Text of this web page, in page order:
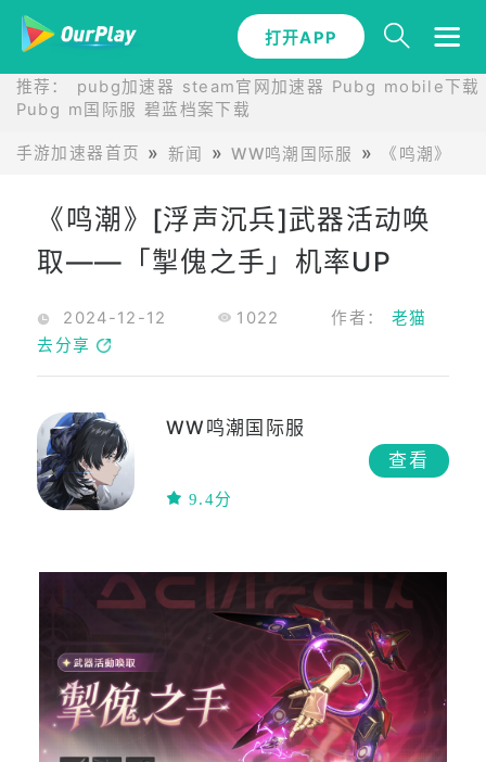
打开APP
推荐： pubg加速器 steam官网加速器 Pubg mobile下载
Pubg m国际服 碧蓝档案下载
手游加速器首页 新闻 WW鸣潮国际服 《鸣潮》[
《鸣潮》[浮声沉兵]武器活动唤
取——「掣傀之手」机率UP
2024-12-12 1022 作者：老猫
去分享
WW鸣潮国际服
9.4分
查看